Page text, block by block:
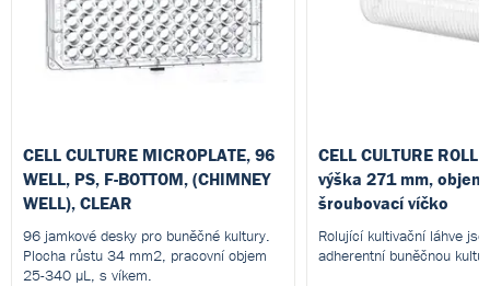
CELL CULTURE MICROPLATE, 96
WELL, PS, F-BOTTOM, (CHIMNEY
WELL), CLEAR
96 jamkové desky pro buněčné kultury.
Plocha růstu 34 mm2, pracovní objem
25-340 µL, s víkem.
CELL CULTURE
výška 271 mm,
šroubovací víčko
Rolující kultivační láhve
adherentní buněčnou